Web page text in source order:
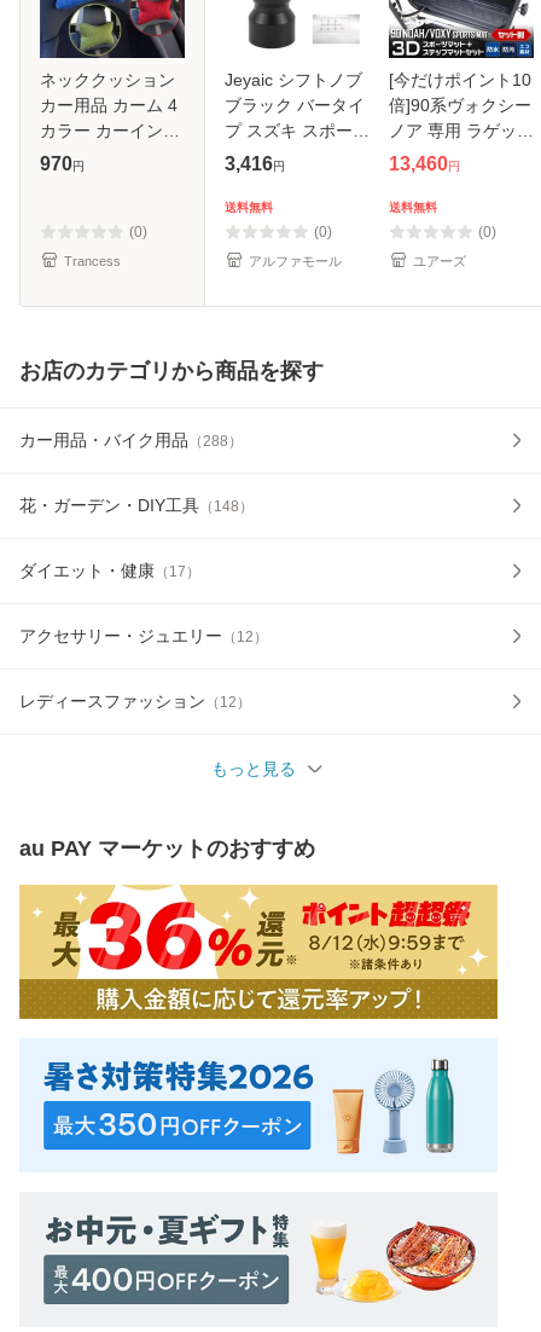
ネッククッション
カー用品 カーム 4
カラー カーインテ
リア
970円
(0)
Trancess
Jeyaic シフトノブ
ブラック バータイ
プ スズキ スポーツ
モデル ZC33S 専
検対応 取り付け簡
単 純正用
3,416円
送料無料
(0)
アルファモール
[今だけポイント10
倍]90系ヴォクシー
ノア 専用 ラゲッジ
＋ステップマット
ポーツマット 防水
90VOXY NOAH 傷
防止 カバ
13,460円
送料無料
(0)
ユアーズ
お店のカテゴリから商品を探す
カー用品・バイク用品 （ 288 ）
花・ガーデン・DIY工具 （ 148 ）
ダイエット・健康 （ 17 ）
アクセサリー・ジュエリー （ 12 ）
レディースファッション （ 12 ）
もっと見る
au PAY マーケットのおすすめ